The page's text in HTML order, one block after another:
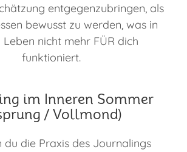
entgegenzubringen, als
bewusst zu werden, was in
Leben nicht mehr FÜR dich
funktioniert.
im Inneren Sommer
/ Vollmond)
du die Praxis des Journalings